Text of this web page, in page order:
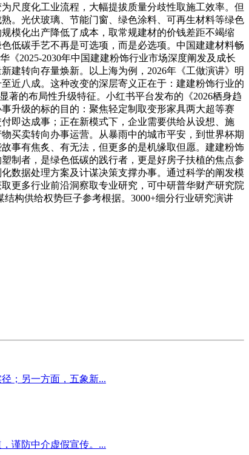
尺度化工业流程，大幅提拔质量分歧性取施工效率。但
。光伏玻璃、节能门窗、绿色涂料、可再生材料等绿色
模化出产降低了成本，取常规建材的价钱差距不竭缩
低碳手艺不再是可选项，而是必选项。中国建建材料畅
《2025-2030年中国建建粉饰行业市场深度阐发及成长
建转向存量焕新。以上海为例，2026年《工做演讲》明
近八成。这种改变的深层寄义正在于：建建粉饰行业的
著的布局性升级特征。小红书平台发布的《2026栖身趋
升级的标的目的：聚焦轻定制取变形家具两大超等赛
即达成事；正在新模式下，企业需要供给从设想、施
买卖转向办事运营。从暴雨中的城市平安，到世界杯期
事有焦炙、有无法，但更多的是机缘取但愿。建建粉饰
制者，是绿色低碳的践行者，更是好房子扶植的焦点参
数据处理方案及计谋决策支撑办事。通过科学的阐发模
更多行业前沿洞察取专业研究，可中研普华财产研究院
构供给权势巨子参考根据。3000+细分行业研究演讲
；另一方面，五象新...
谨防中介虚假宣传。...